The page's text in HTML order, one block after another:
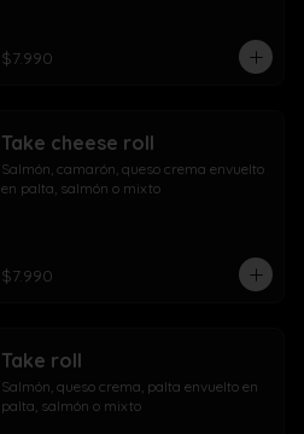
$7.990
Take cheese roll
Salmón, camarón, queso crema envuelto
en palta, salmón o mixto
$7.990
Take roll
Salmón, queso crema, palta envuelto en
palta, salmón o mixto